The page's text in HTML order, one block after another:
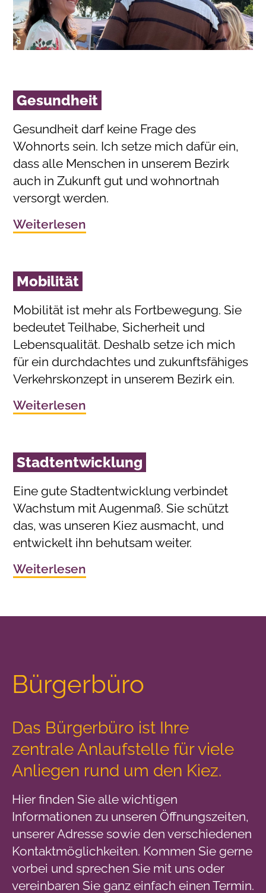
Gesundheit
Gesundheit darf keine Frage des
Wohnorts sein. Ich setze mich dafür ein,
dass alle Menschen in unserem Bezirk
auch in Zukunft gut und wohnortnah
versorgt werden.
Weiterlesen
Mobilität
Mobilität ist mehr als Fortbewegung. Sie
bedeutet Teilhabe, Sicherheit und
Lebensqualität. Deshalb setze ich mich
für ein durchdachtes und zukunftsfähiges
Verkehrskonzept in unserem Bezirk ein.
Weiterlesen
Stadtentwicklung
Eine gute Stadtentwicklung verbindet
Wachstum mit Augenmaß. Sie schützt
das, was unseren Kiez ausmacht, und
entwickelt ihn behutsam weiter.
Weiterlesen
Bürgerbüro
Das Bürgerbüro ist Ihre
zentrale Anlaufstelle für viele
Anliegen rund um den Kiez.
Hier finden Sie alle wichtigen
Informationen zu unseren Öffnungszeiten,
unserer Adresse sowie den verschiedenen
Kontaktmöglichkeiten. Kommen Sie gerne
vorbei und sprechen Sie mit uns oder
vereinbaren Sie ganz einfach einen Termin.